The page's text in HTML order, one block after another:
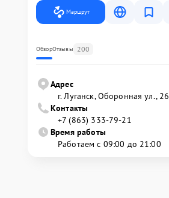
Маршрут
ОбзорОтзывы 200
Адрес
г. Луганск, Оборонная ул., 26
Контакты
+7 (863) 333-79-21
Время работы
Работаем с 09:00 до 21:00